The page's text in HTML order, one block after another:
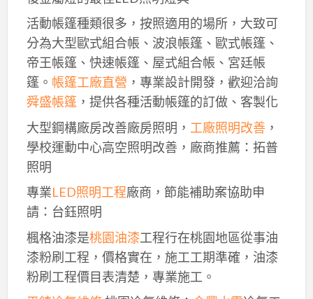
活動帳篷種類很多，按照適用的場所，大致可
分為大型歐式組合帳、波浪帳篷、歐式帳篷、
帝王帳篷、快速帳篷、屋式組合帳、宮廷帳
篷。 帳篷工廠直營 ，專業設計開發，歡迎洽詢
舜盛帳篷，提供各種活動帳篷的訂做、客製化
大型鋼構廠房改善廠房照明， 工廠照明改善，
學校運動中心高空照明改善，廠商推薦：拓普
照明
專業LED照明工程廠商，節能補助案協助申
請：台鈺照明
楓格油漆是桃園油漆工程行在桃園地區從事油
漆粉刷工程，價格實在，施工工期準確，油漆
粉刷工程價目表清楚，專業施工。